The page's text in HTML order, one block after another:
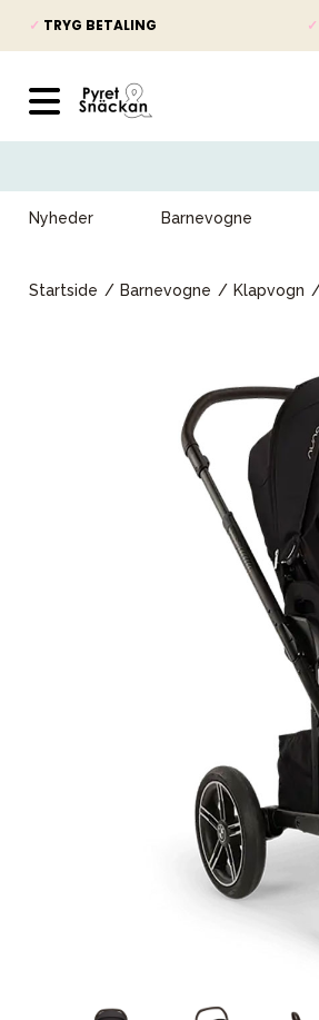
✓ TRYG BETALING ✓
Nyheder Barnevogne
Startside Barnevogne Klapvogn